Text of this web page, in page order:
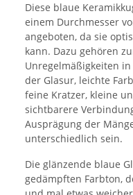
Diese blaue
einem Durchmesser
angeboten, da sie
kann. Dazu gehören
Unregelmäßigkeiten
der Glasur, leichte
feine Kratzer, kleine
sichtbarere
Ausprägung der
unterschiedlich sein.
Die glänzende blaue
gedämpften Farbton,